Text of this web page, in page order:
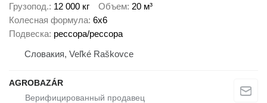
Грузопод. 12 000 кг Объем 20 м³
Колесная формула 6x6
Подвеска рессора/рессора
Словакия, Veľké Raškovce
AGROBAZÁR